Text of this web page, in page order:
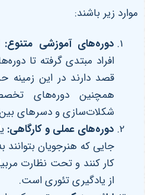
موارد زیر باشند:
دوره‌های آموزشی متنوع:
افراد مبتدی گرفته تا
قصد دارند در این زمینه
همچنین دوره‌های
شکلات‌سازی و دسرهای
دوره‌های عملی و کارگاهی:
جایی که هنرجویان بتوانند
کار کنند و تحت نظارت
از یادگیری تئوری است.